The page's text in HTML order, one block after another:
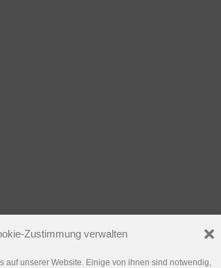
Zustimmung verwalten
auf unserer Website. Einige von ihnen sind notwendig,